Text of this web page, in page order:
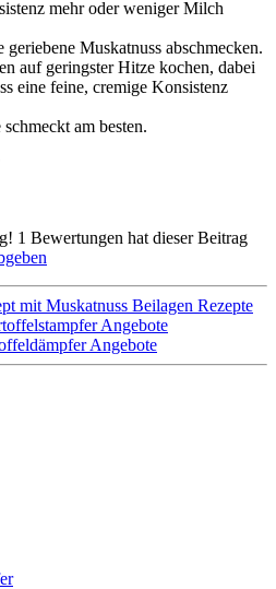
mehr oder weniger Milch
Muskatnuss abschmecken.
auf geringster Hitze kochen, dabei
eine feine, cremige Konsistenz
am besten.
1 Bewertungen hat dieser Beitrag
mit Muskatnuss Beilagen Rezepte
Angebote
Angebote